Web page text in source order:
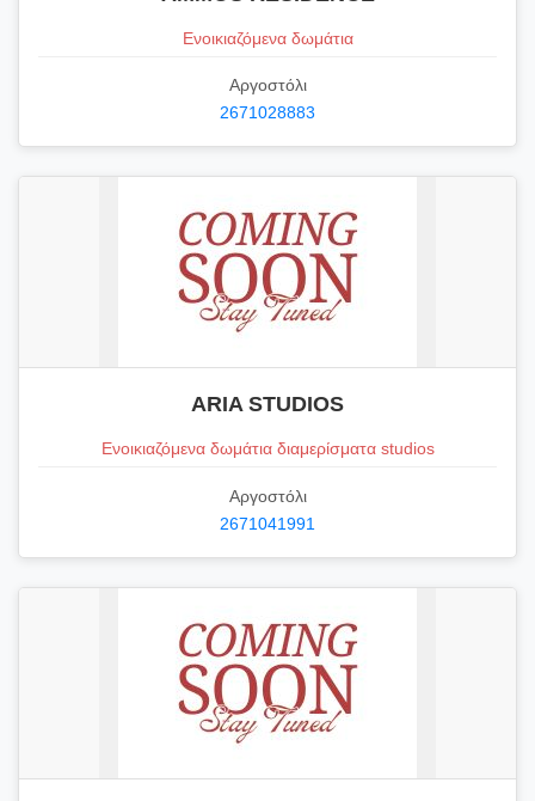
Ενοικιαζόμενα δωμάτια
Αργοστόλι
2671028883
ARIA STUDIOS
Ενοικιαζόμενα δωμάτια διαμερίσματα studios
Αργοστόλι
2671041991